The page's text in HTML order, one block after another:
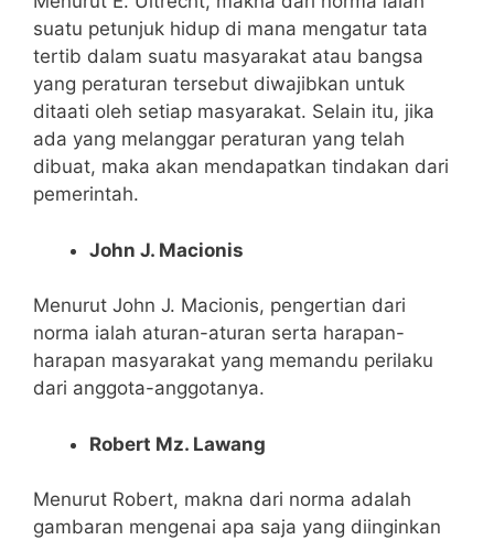
suatu petunjuk hidup di mana mengatur tata
tertib dalam suatu masyarakat atau bangsa
yang peraturan tersebut diwajibkan untuk
ditaati oleh setiap masyarakat. Selain itu, jika
ada yang melanggar peraturan yang telah
dibuat, maka akan mendapatkan tindakan dari
pemerintah.
John J. Macionis
Menurut John J. Macionis, pengertian dari
norma ialah aturan-aturan serta harapan-
harapan masyarakat yang memandu perilaku
dari anggota-anggotanya.
Robert Mz. Lawang
Menurut Robert, makna dari norma adalah
gambaran mengenai apa saja yang diinginkan